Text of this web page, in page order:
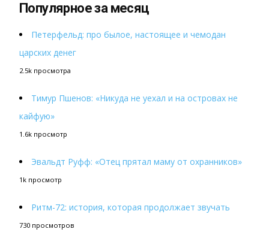
Популярное за месяц
Петерфельд: про былое, настоящее и чемодан
царских денег
2.5k просмотра
Тимур Пшенов: «Никуда не уехал и на островах не
кайфую»
1.6k просмотр
Эвальдт Руфф: «Отец прятал маму от охранников»
1k просмотр
Ритм-72: история, которая продолжает звучать
730 просмотров